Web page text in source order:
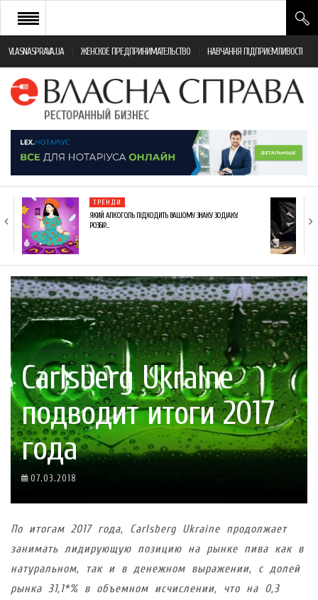
VLASNASPRAVA.UA ЖЕНСКОЕ ПРЕДПРИНИМАТЕЛЬСТВО НАВЧАННЯ ПІДПРИЄМЛИВОСТІ
НОВИНИ РЕСТОРАННОГО БІЗНЕСУ
ЯК ВІДКРИТИ ТА УСПІШНО КЕРУВАТИ
МОНІТОРИНГ ЗАКОНОДАВСТВА
ФРАНЧАЙЗИНГ
КНИГИ
ТРЕНДИ
ЯКИЙ АЛКОГОЛЬ ПІДХОДИТЬ ВАШОМУ ЗНАКУ ЗОДІАКУ:
РОЗБІР…
Carlsberg Ukraine
подводит итоги 2017
года
07.03.2018
По итогам 2017 года, Carlsberg Ukraine продолжает
занимать лидирующую позицию на рынке пива как в
натуральном, так и в денежном выражении, с долей
рынка 31,1*% в объемном исчислении, что на 0,3